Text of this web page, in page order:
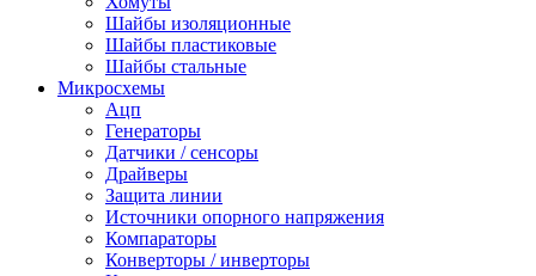
Шайбы изоляционные
Шайбы пластиковые
Шайбы стальные
Микросхемы
Ацп
Генераторы
Датчики / сенсоры
Драйверы
Защита линии
Источники опорного напряжения
Компараторы
Конверторы / инверторы